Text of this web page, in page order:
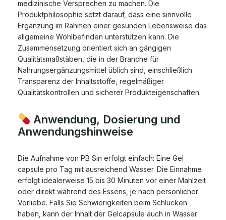
medizinische Versprechen zu machen. Die
Produktphilosophie setzt darauf, dass eine sinnvolle
Ergänzung im Rahmen einer gesunden Lebensweise das
allgemeine Wohlbefinden unterstützen kann. Die
Zusammensetzung orientiert sich an gängigen
Qualitätsmaßstäben, die in der Branche für
Nahrungsergänzungsmittel üblich sind, einschließlich
Transparenz der Inhaltsstoffe, regelmäßiger
Qualitätskontrollen und sicherer Produkteigenschaften.
Anwendung, Dosierung und
Anwendungshinweise
Die Aufnahme von PB Sin erfolgt einfach: Eine Gel
capsule pro Tag mit ausreichend Wasser. Die Einnahme
erfolgt idealerweise 15 bis 30 Minuten vor einer Mahlzeit
oder direkt während des Essens, je nach persönlicher
Vorliebe. Falls Sie Schwierigkeiten beim Schlucken
haben, kann der Inhalt der Gelcapsule auch in Wasser